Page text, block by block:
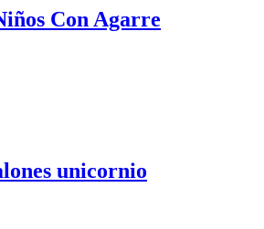
Con Agarre
unicornio